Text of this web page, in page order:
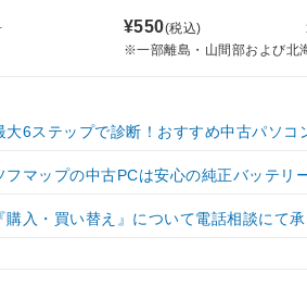
¥550(税込)
※一部離島・山間部および北
大6ステップで診断！おすすめ中古パソコ
フマップの中古PCは安心の純正バッテリ
購入・買い替え』について電話相談にて